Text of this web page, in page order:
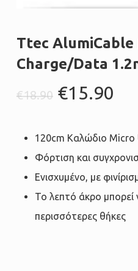
Ttec AlumiCable
Charge/Data
€18.90 Original
was:
€18.90.
€15.90
120cm Καλώδιο Micro
Φόρτιση και
Ενισχυμένο, με
Το λεπτό άκρο μπορεί
περισσότερες θήκες